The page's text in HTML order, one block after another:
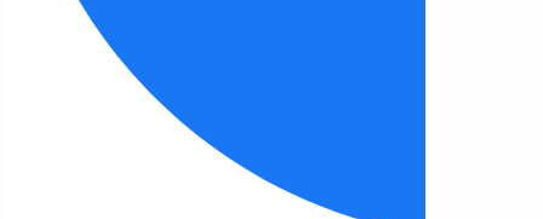
Filia 12 - aktualności